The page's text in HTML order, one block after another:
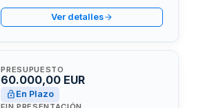
Ver detalles
PRESUPUESTO
60.000,00 EUR
En Plazo